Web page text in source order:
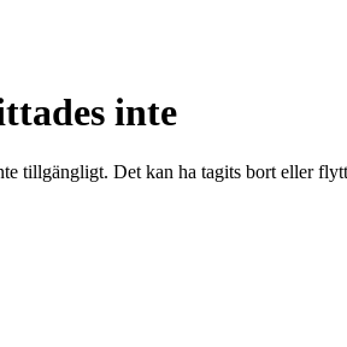
inte
tillgängligt. Det kan ha tagits bort eller